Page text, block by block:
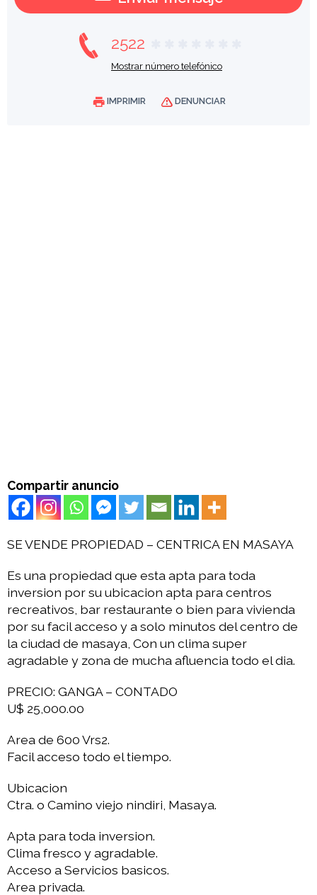
2522
Mostrar número telefónico
IMPRIMIR DENUNCIAR
Compartir anuncio
SE VENDE PROPIEDAD – CENTRICA EN MASAYA
Es una propiedad que esta apta para toda
inversion por su ubicacion apta para centros
recreativos, bar restaurante o bien para vivienda
por su facil acceso y a solo minutos del centro de
la ciudad de masaya, Con un clima super
agradable y zona de mucha afluencia todo el dia.
PRECIO: GANGA – CONTADO
U$ 25,000.00
Area de 600 Vrs2.
Facil acceso todo el tiempo.
Ubicacion
Ctra. o Camino viejo nindiri, Masaya.
Apta para toda inversion.
Clima fresco y agradable.
Acceso a Servicios basicos.
Area privada.